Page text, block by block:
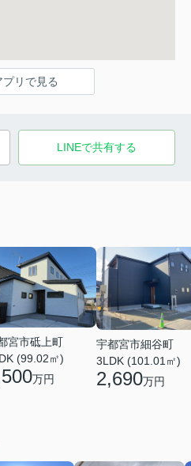
プリで見る
LINEで共有する
宮市砥上町
(99.02㎡)
万円
宇都宮市細谷町
3LDK (101.01㎡)
2,690万円